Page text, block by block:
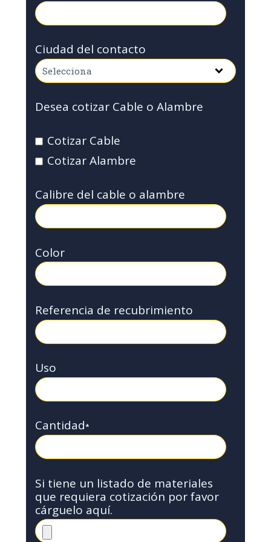
Ciudad del contacto
Desea cotizar Cable o Alambre
Cotizar Cable
Cotizar Alambre
Calibre del cable o alambre
Color
Referencia de recubrimiento
Uso
Cantidad*
Si tiene un listado de materiales
que requiera cotización por favor
cárguelo aquí.